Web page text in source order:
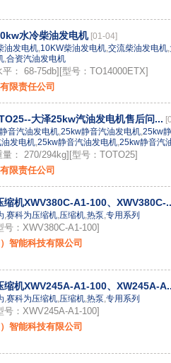
水冷柴油发电机 [01-04]
油发电机,10KW柴油发电机,交流柴油发电机,
,合资汽油发电机
平： 68-75db][型号：TO14000ETX]
限责任公司
大泽25kw汽油发电机售后问...
音汽油发电机,25kw静音汽油发电机,25kw
发电机,25kw静音汽油发电机,25kw静音汽
量： 270/294kg][型号：TOTO25]
限责任公司
缩机XWV380C-A1-100、XWV380C-
,赛科为压缩机,压缩机,热泵,专用系列
号：XWV380C-A1-100]
智能科技有限公司
缩机XWV245A-A1-100、XW245A-
,赛科为压缩机,压缩机,热泵,专用系列
号：XWV245A-A1-100]
智能科技有限公司